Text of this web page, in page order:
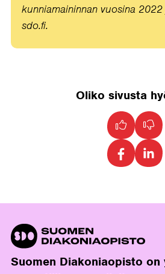
kunniamaininnan vuosina
sdo.fi.
Oliko sivusta
Suomen Diakoniaopisto on